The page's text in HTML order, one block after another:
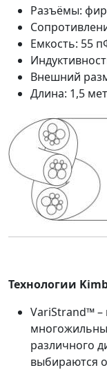
Разъёмы:
Емкость: 55
Внешний
Длина: 1,5
Технологии
VariStrand™ –
различного
выбираются